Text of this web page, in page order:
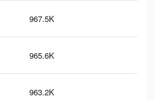
967.5K
965.6K
963.2K